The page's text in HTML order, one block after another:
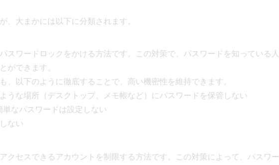
、大まかには以下に分類されます。
スワードロックをかける方法です。この対策で、パスワードを知っている人
ができます。
、以下のように徹底することで、高い機密性を維持できます。
うな場所（デスクトップ、メモ帳など）にパスワードを保管しない
単なパスワードは設定しない
ない
クセスできるアカウントを制限する方法です。この対策によって、パスワー